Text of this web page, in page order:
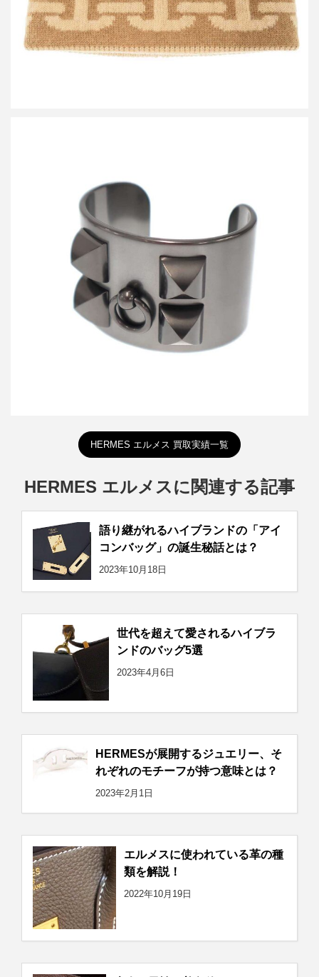
エルメス Collier de Chien Noir Bracelet コリエドシアン バングル
ブレスレット
買取金額26,400円
詳しく見る
HERMES エルメス 買取実績一覧
HERMES エルメスに関連する記事
語り継がれるハイブランドの「アイ
コンバッグ」の誕生秘話とは？
2023年10月18日
世代を超えて愛されるハイブラ
ンドのバッグ5選
2023年4月6日
HERMESが展開するジュエリー、そ
れぞれのモチーフが持つ意味とは？
2023年2月1日
エルメスに使われている革の種
類を解説！
2022年10月19日